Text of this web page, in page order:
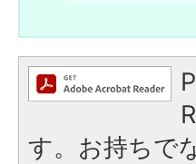
す。お持ちで